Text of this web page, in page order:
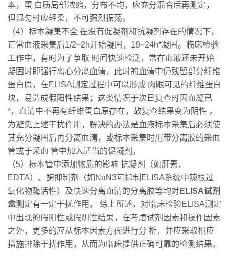
本，蛋 白质局部浓缩，分布不均，应充分混合后再测定，
但混匀时应轻柔，不可强烈振荡。
（4）标本凝集不全 在没有促凝剂和抗凝剂存在的情况下，
正常血液采集后1/2~2h开始凝固，18~24h*凝固。临床检验
工作中，有时为了争取 时间快速检测，常在血液还未开始
凝固时即强行离心分离血清，此时的血清中仍残留部分纤维
蛋白原，在ELISA测定过程中可以形成 肉眼可见的纤维蛋白
块，易造成假阳性结果；这类情况于次日复查时因血凝已
*，血清中不再有纤维蛋白原存在，故复查结果变为阴性 。
为避免上述干扰作用，解决的办法是血液标本采集后必须使
其充分凝固后再分离血清，或标本采集时用带分离胶的采血
管或于采血 管中加入适当的促凝剂。
（5）标本管中添加物质的影响 抗凝剂（如肝素，
EDTA）、酶抑制剂（如NaN3可抑制ELISA系统中辣根过
氧化物酶活性）及快速分离血清的分离胶等均对ELISA试剂
盒测定有一定干扰作用。 综上所述，对临床检验ELISA测定
中出现的假阳性或假阴性结果，在考虑试剂因素和操作因素
之外，更多的应从标本因素方面进行分 析，并应采取相应
措施排除干扰作用，从而为临床提供正确可靠的检测结果。